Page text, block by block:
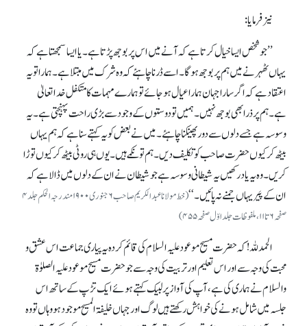
نیز فرمایا:
’’جو شخص ایسا خیال کرتا ہے کہ آنے میں اس پر بوجھ پڑتا ہے۔ یا ایسا سمجھتا ہے کہ
یہاں ٹھہرنے میں ہم پر بوجھ ہوگا۔ اسے ڈرنا چاہئے کہ وہ شرک میں مبتلا ہے۔ ہمارا تو یہ
اعتقاد ہے کہ اگر سارا جہان ہمارا عیال ہو جائے تو ہمارے مہمات کا متکفل خدا تعالیٰ
ہے۔ ہم پر ذرا بھی بوجھ نہیں ۔ ہمیں تو دوستوں کے وجود سے بڑی راحت پہنچتی ہے۔ یہ
وسوسہ ہے جسے دلوں سے دور پھینکنا چاہئے۔ میں نے بعض کو یہ کہتے سنا ہے کہ ہم یہاں
بیٹھ کر کیوں حضرت صاحب کو تکلیف دیں ۔ ہم تو نکمے ہیں ۔ یوں ہی روٹی بیٹھ کر کیوں توڑا
کریں ۔ وہ یہ یاد رکھیں یہ شیطانی وسوسہ ہے جو شیطان نے ان کے دلوں میں ڈالا ہے کہ
ان کے پَیر یہاں جمنے نہ پائیں ۔‘‘
(خط مولانا عبد الکریم صاحب ۶ جنوری ۱۹۰۰ مندرجہ الحکم جلد ۴
صفحہ ۶ تا ۱۱،ملفوظات جلد اوّل صفحہ۴۵۵)
الحمدللہ!کہ حضرت مسیح موعود علیہ السلام کی قائم کردہ یہ پیاری جماعت اس عشق و
محبت کی وجہ سے اور اس تعلیم اور تربیت کی وجہ سے جو حضرت مسیح موعود علیہ الصلوٰۃ
والسلام نے ہماری کی ہے، آپ کی آواز پر لبیک کہتے ہوئے ایک تڑپ کے ساتھ ا س
جلسہ میں شامل ہونے کی خواہش رکھتے ہیں لوگ اور جہاں خلیفۃ المسیح موجود ہو وہاں تو وہ